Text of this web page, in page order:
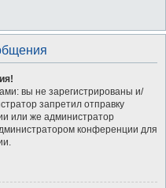
вы не зарегистрированы и/
запретил отправку
или же администратор
конференции для